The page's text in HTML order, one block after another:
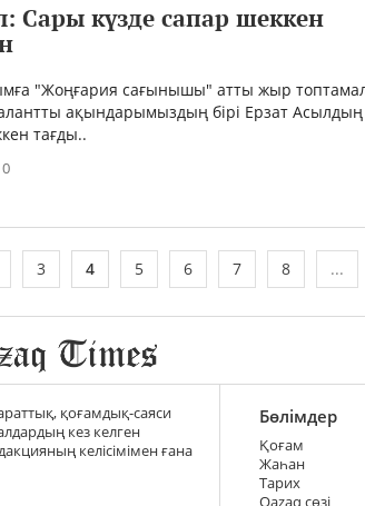
Сары күзде сапар шеккен
"Жоңғария сағынышы" атты жыр
ақындарымыздың бірі Ерзат
тағды..
0
3 4 5 6 7 8 ...
қоғамдық-саяси
кез келген
келісімімен ғана
Бөлімдер
Қоғам
Жаһан
Тарих
Qazaq сөзі